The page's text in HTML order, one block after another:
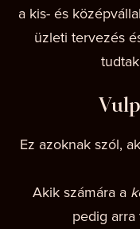
a kis- és
üzleti tervezés
Ez azoknak szól,
Akik számára a
pedig